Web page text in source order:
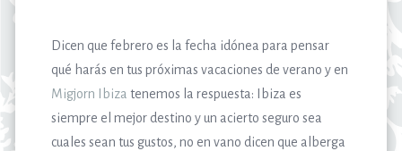
Dicen que febrero es la fecha idónea para pensar
qué harás en tus próximas vacaciones de verano y en
Migjorn Ibiza tenemos la respuesta: Ibiza es
siempre el mejor destino y un acierto seguro sea
cuales sean tus gustos, no en vano dicen que alberga